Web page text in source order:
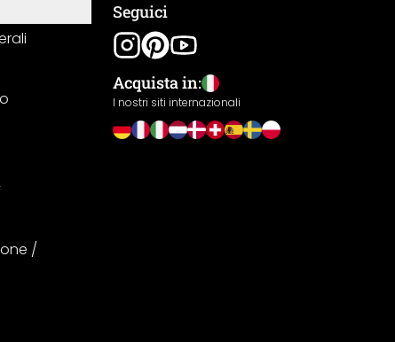
/
Seguici
Acquista in:
I nostri siti internazionali